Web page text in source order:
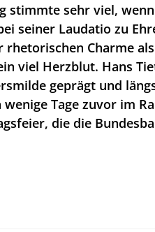
stimmte sehr viel,
seiner Laudatio zu
rhetorischen Charme
viel Herzblut. Hans
geprägt und
Tage zuvor im
die die